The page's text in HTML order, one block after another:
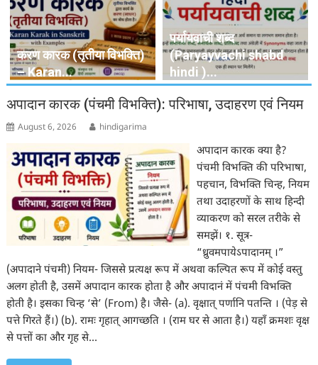
करण कारक (तृतीया विभक्ति)
– Karan...
पर्यायवाची शब्द
(Paryayvachi shabd
hindi )...
अपादान कारक (पंचमी विभक्ति): परिभाषा, उदाहरण एवं नियम
August 6, 2026 hindigarima
अपादान कारक क्या है?
पंचमी विभक्ति की परिभाषा,
पहचान, विभक्ति चिन्ह, नियम
तथा उदाहरणों के साथ हिन्दी
व्याकरण को सरल तरीके से
समझें। १. सूत्र-
“ध्रुवमपायेऽपादानम् ।”
(अपादाने पंचमी) नियम- जिससे प्रत्यक्ष रूप में अथवा कल्पित रूप में कोई वस्तु
अलग होती है, उसमें अपादान कारक होता है और अपादानं में पंचमी विभक्ति
होती है। इसका चिन्ह ‘से’ (From) है। जैसे- (a). वृक्षात् पर्णानि पतन्ति । (पेड़ से
पत्ते गिरते हैं।) (b). रामः गृहात् आगच्छति । (राम घर से आता है।) यहाँ क्रमशः वृक्ष
से पत्तों का और गृह से…